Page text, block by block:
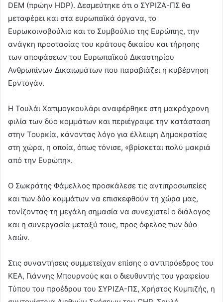
DEM (πρώην HDP). Δεσμεύτηκε ότι ο ΣΥΡΙΖΑ-ΠΣ θα
μεταφέρει και στα ευρωπαϊκά όργανα, το
Ευρωκοινοβούλιο και το Συμβούλιο της Ευρώπης, την
ανάγκη προστασίας του κράτους δικαίου και τήρησης
των αποφάσεων του Ευρωπαϊκού Δικαστηρίου
Ανθρωπίνων Δικαιωμάτων που παραβιάζει η κυβέρνηση
Ερντογάν.
Η Τουλάι Χατιμογκουλάρι αναφέρθηκε στη μακρόχρονη
φιλία των δύο κομμάτων και περιέγραψε την κατάσταση
στην Τουρκία, κάνοντας λόγο για έλλειψη Δημοκρατίας
στη χώρα, η οποία, όπως τόνισε, «βρίσκεται πολύ μακριά
από την Ευρώπη».
Ο Σωκράτης Φάμελλος προσκάλεσε τις αντιπροσωπείες
και των δύο κομμάτων να επισκεφθούν τη χώρα μας,
τονίζοντας τη μεγάλη σημασία να συνεχιστεί ο διάλογος
και η συνεργασία μεταξύ τους, προς όφελος των δύο
λαών.
Στις συναντήσεις συμμετείχαν επίσης ο αντιπρόεδρος του
ΚΕΑ, Γιάννης Μπουρνούς και ο διευθυντής του γραφείου
Τύπου του προέδρου του ΣΥΡΙΖΑ-ΠΣ, Χρήστος Κυμπιζής, η